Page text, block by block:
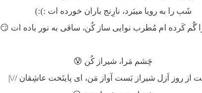
شَب را به رویا میبَرد، نارِنج باران خورده ات :):)
را گُم کَرده ام مُطرب نوایی ساز کُن، ساقی به نور باده ات 😏
چَشم مَرا، شیراز کُن 😰
از روز اَزل شیراز بَست آواز مَن، ای پایتَخت عاشِقان //\|